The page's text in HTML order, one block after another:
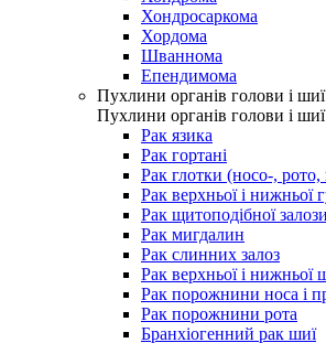
Хондросаркома
Хордома
Шваннома
Епендимома
Пухлини органів голови і шиї
Пухлини органів голови і шиї
Рак язика
Рак гортані
Рак глотки (носо-, рото,
Рак верхньої і нижньої
Рак щитоподібної залози
Рак мигдалин
Рак слинних залоз
Рак верхньої і нижньої
Рак порожнини носа і
Рак порожнини рота
Бранхіогенний рак шиї